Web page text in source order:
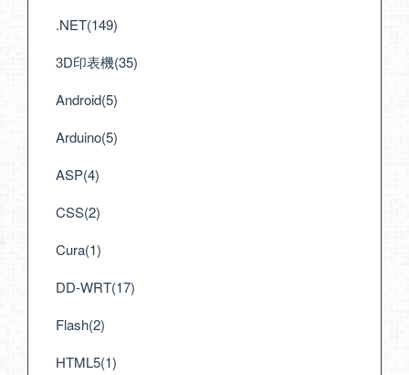
.NET(149)
3D印表機(35)
Android(5)
Arduino(5)
ASP(4)
CSS(2)
Cura(1)
DD-WRT(17)
Flash(2)
HTML5(1)